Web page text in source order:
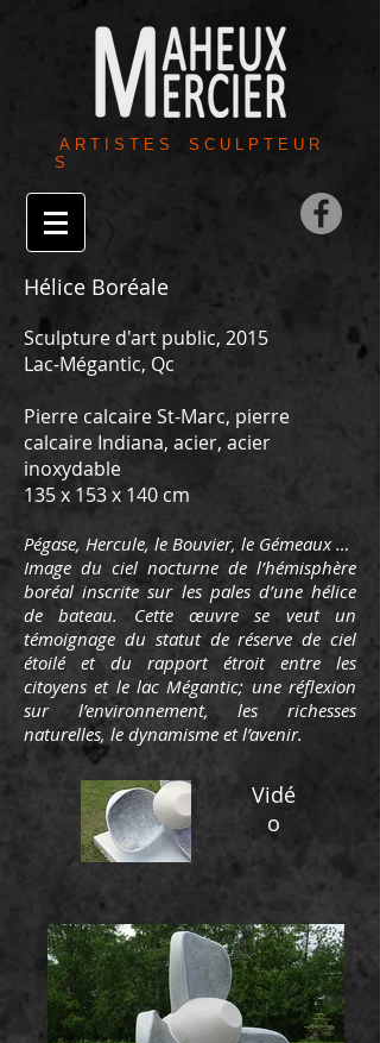
A R T I S T E S S C U L P T E U R
S
Hélice Boréale
Sculpture d'art public, 2015
Lac-Mégantic, Qc
Pierre calcaire St-Marc, pierre
calcaire Indiana, acier, acier
inoxydable
135 x 153 x 140 cm
Pégase, Hercule, le Bouvier, le Gémeaux …
Image du ciel nocturne de l’hémisphère
boréal inscrite sur les pales d’une hélice
de bateau. Cette œuvre se veut un
témoignage du statut de réserve de ciel
étoilé et du rapport étroit entre les
citoyens et le lac Mégantic; une réflexion
sur l’environnement, les richesses
naturelles, le dynamisme et l’avenir.
Vidé
o